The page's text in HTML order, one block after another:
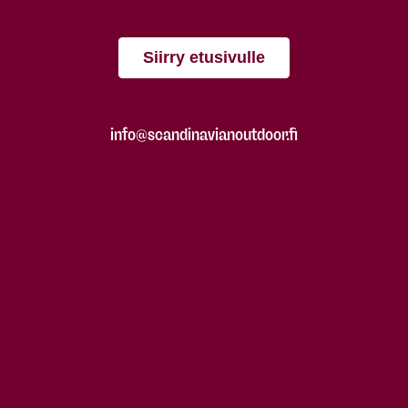
Siirry etusivulle
info@scandinavianoutdoor.fi